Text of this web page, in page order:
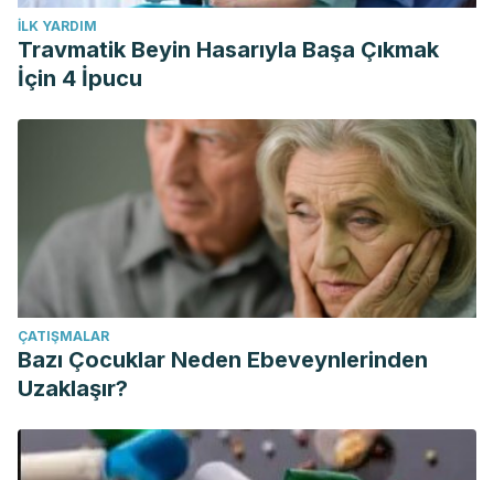
İLK YARDIM
Travmatik Beyin Hasarıyla Başa Çıkmak
İçin 4 İpucu
ÇATIŞMALAR
Bazı Çocuklar Neden Ebeveynlerinden
Uzaklaşır?